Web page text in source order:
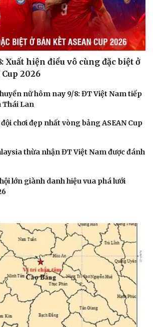
Podcast
Câu chuyện thời sự
Cửa sổ tình yêu
Xuất hiện điều vô cùng đặc biệt ở
2026
nữ hôm nay 9/8: ĐT Việt Nam tiếp
Thái Lan
chơi đẹp nhất vòng bảng ASEAN Cup
thừa nhận ĐT Việt Nam được đánh
lớn giành danh hiệu vua phá lưới